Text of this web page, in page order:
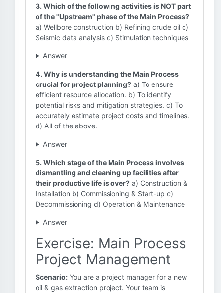
3. Which of the following activities is NOT part
of the "Upstream" phase of the Main Process?
a) Wellbore construction b) Refining crude oil c)
Seismic data analysis d) Stimulation techniques
Answer
4. Why is understanding the Main Process
crucial for project planning? a) To ensure
efficient resource allocation. b) To identify
potential risks and mitigation strategies. c) To
accurately estimate project costs and timelines.
d) All of the above.
Answer
5. Which stage of the Main Process involves
dismantling and cleaning up facilities after
their productive life is over? a) Construction &
Installation b) Commissioning & Start-up c)
Decommissioning d) Operation & Maintenance
Answer
Exercise: Main Process
Project Management
Scenario: You are a project manager for a new
oil & gas extraction project. Your team is